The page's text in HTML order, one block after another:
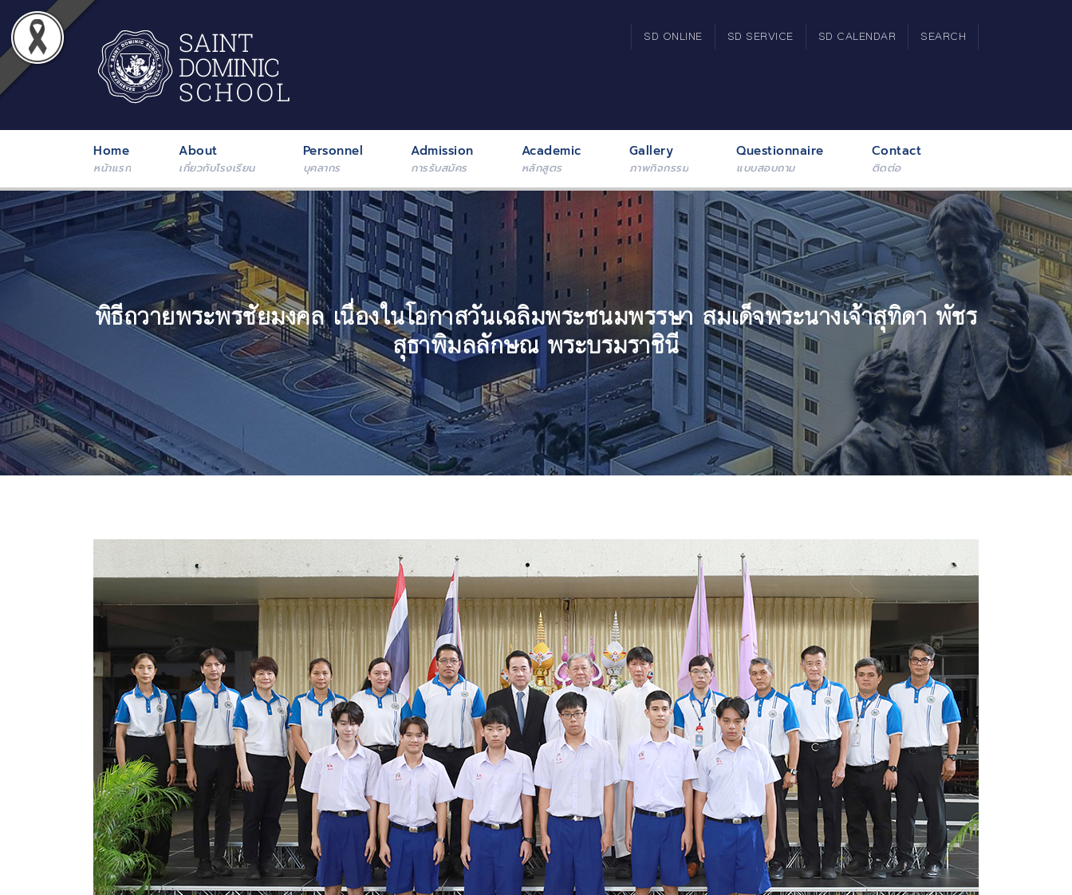
SD ONLINE SD SERVICE SD CALENDAR SEARCH
Home
หน้าแรก
About
เกี่ยวกับโรงเรียน
Personnel
บุคลากร
Admission
การรับสมัคร
Academic
หลักสูตร
Gallery
ภาพกิจกรรม
Questionnaire
แบบสอบถาม
Contact
ติดต่อ
พิธีถวายพระพรชัยมงคล เนื่องในโอกาสวันเฉลิมพระชนมพรรษา สมเด็จพระนางเจ้าสุทิดา พัชร
สุธาพิมลลักษณ พระบรมราชินี